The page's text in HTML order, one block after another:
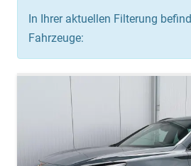
In Ihrer aktuellen Filterung
Fahrzeuge: